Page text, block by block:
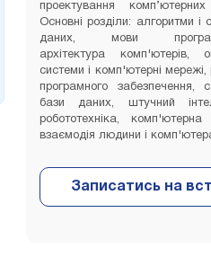
проектування
Основні розділи: алгоритми і
даних, мови
архітектура комп'ютерів,
системи і комп'ютерні мережі,
програмного забезпечення,
бази даних, штучний
робототехніка, комп'ютерна
взаємодія людини і